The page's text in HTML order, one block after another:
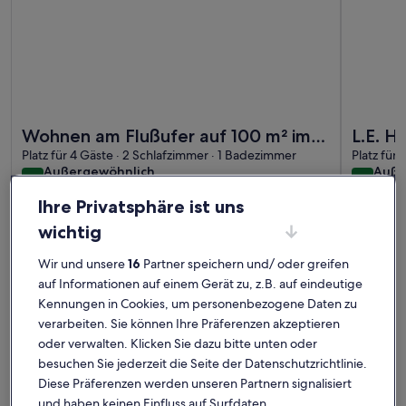
Wohnen am Flußufer auf 100 m² im
schönen Plagwitz
(haustierfreundlich)
Platz für 4 Gäste · 2 Schlafzimmer · 1 Badezimmer
10 Außergewöhnlich
außergewöhnlich
bewertungen)
L.E.
Platz für
1010 von
21
Plagwitz: Ferienunterkünfte mit
Top-Bewertung
Weitere Infos zu Arbio I Lax Attic Studio in LindenauWeitere
Ihre Privatsphäre ist uns
wichtig
Wir und unsere16 Partner speichern und/ oder greifen
auf Informationen auf einem Gerät zu, z.B. auf eindeutige
Kennungen in Cookies, um personenbezogene Daten zu
verarbeiten. Sie können Ihre Präferenzen akzeptieren
oder verwalten. Klicken Sie dazu bitte unten oder
besuchen Sie jederzeit die Seite der Datenschutzrichtlinie.
Diese Präferenzen werden unseren Partnern signalisiert